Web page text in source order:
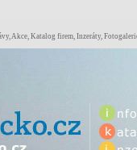
Akce, Katalog firem, Inzeráty,